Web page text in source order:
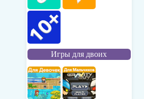
Игры для двоих